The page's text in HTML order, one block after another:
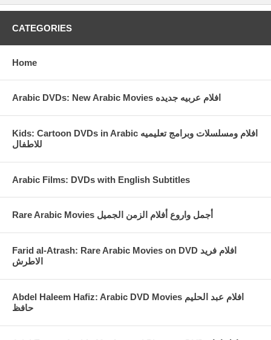
CATEGORIES
Home
Arabic DVDs: New Arabic Movies افلام عربيه جديده
Kids: Cartoon DVDs in Arabic افلام ومسلسلات وبرامج تعليميه
للاطفال
Arabic Films: DVDs with English Subtitles
Rare Arabic Movies أجمل واروع أفلام الزمن الجميل
Farid al-Atrash: Rare Arabic Movies on DVD افلام فريد
الاطرش
Abdel Haleem Hafiz: Arabic DVD Movies افلام عبد الحليم
حافظ